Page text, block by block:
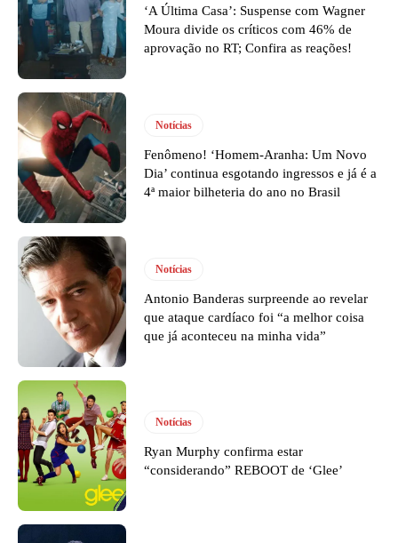
‘A Última Casa’: Suspense com Wagner
Moura divide os críticos com 46% de
aprovação no RT; Confira as reações!
Notícias
Fenômeno! ‘Homem-Aranha: Um Novo
Dia’ continua esgotando ingressos e já é a
4ª maior bilheteria do ano no Brasil
Notícias
Antonio Banderas surpreende ao revelar
que ataque cardíaco foi “a melhor coisa
que já aconteceu na minha vida”
Notícias
Ryan Murphy confirma estar
“considerando” REBOOT de ‘Glee’